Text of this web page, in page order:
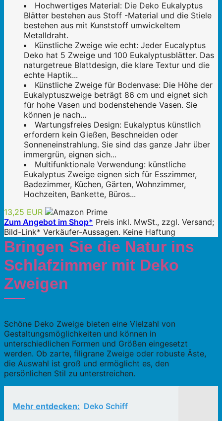
Hochwertiges Material: Die Deko Eukalyptus
Blätter bestehen aus Stoff -Material und die Stiele
bestehen aus mit Kunststoff umwickeltem
Metalldraht.
Künstliche Zweige wie echt: Jeder Eucalyptus
Deko hat 5 Zweige und 100 Eukalyptusblätter. Das
naturgetreue Blattdesign, die klare Textur und die
echte Haptik...
Künstliche Zweige für Bodenvase: Die Höhe der
Eukalyptuszweige beträgt 86 cm und eignet sich
für hohe Vasen und bodenstehende Vasen. Sie
können je nach...
Wartungsfreies Design: Eukalyptus künstlich
erfordern kein Gießen, Beschneiden oder
Sonneneinstrahlung. Sie sind das ganze Jahr über
immergrün, eignen sich...
Multifunktionale Verwendung: künstliche
Eukalyptus Zweige eignen sich für Esszimmer,
Badezimmer, Küchen, Gärten, Wohnzimmer,
Hochzeiten, Bankette, Büros...
13,25 EUR
Zum Angebot im Shop* Preis inkl. MwSt., zzgl. Versand;
Bild-Link* Verkäufer-Aussagen. Keine Haftung
Bringen Sie die Natur ins
Schlafzimmer mit Deko
Zweigen
Schöne Deko Zweige bieten eine Vielzahl von
Gestaltungsmöglichkeiten und können in
unterschiedlichen Formen und Größen eingesetzt
werden. Ob zarte, filigrane Zweige oder robuste Äste,
die Auswahl ist groß und ermöglicht es, den
persönlichen Stil zu unterstreichen.
Mehr entdecken: Deko Schiff